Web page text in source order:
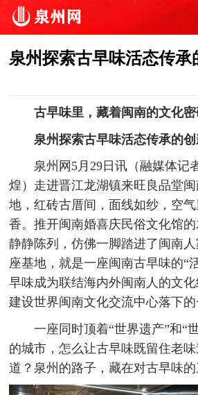
泉州探索古早味活态传承
古早味里，藏着闽南的文化
泉州探索古早味活态传承的
泉州网5月29日讯（融媒体记
煌）走进晋江龙湖镇来旺良品堂
地，红砖古厝间，面线如纱，空
香。推开闽南婚喜庆民俗文化馆
静静陈列，仿佛一脚踏进了闽南
座基地，就是一座闽南古早味的“
早味成为联结海内外闽南人的文
建设世界闽南文化交流中心落下的
一座同时顶着“世界遗产”和“
的城市，怎么让古早味既留住老
道？泉州的路子，藏在对古早味的